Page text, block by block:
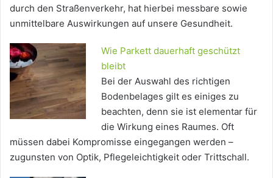
durch den Straßenverkehr, hat hierbei messbare sowie
unmittelbare Auswirkungen auf unsere Gesundheit.
Wie Parkett dauerhaft geschützt
bleibt
Bei der Auswahl des richtigen
Bodenbelages gilt es einiges zu
beachten, denn sie ist elementar für
die Wirkung eines Raumes. Oft
müssen dabei Kompromisse eingegangen werden –
zugunsten von Optik, Pflegeleichtigkeit oder Trittschall.